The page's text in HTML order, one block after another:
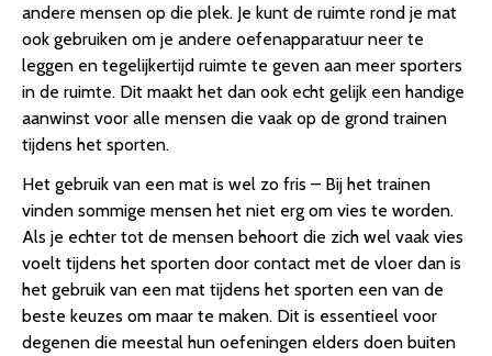
andere mensen op die plek. Je kunt de ruimte rond je mat
ook gebruiken om je andere oefenapparatuur neer te
leggen en tegelijkertijd ruimte te geven aan meer sporters
in de ruimte. Dit maakt het dan ook echt gelijk een handige
aanwinst voor alle mensen die vaak op de grond trainen
tijdens het sporten.
Het gebruik van een mat is wel zo fris – Bij het trainen
vinden sommige mensen het niet erg om vies te worden.
Als je echter tot de mensen behoort die zich wel vaak vies
voelt tijdens het sporten door contact met de vloer dan is
het gebruik van een mat tijdens het sporten een van de
beste keuzes om maar te maken. Dit is essentieel voor
degenen die meestal hun oefeningen elders doen buiten